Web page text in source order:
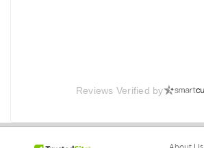
Reviews Verified by